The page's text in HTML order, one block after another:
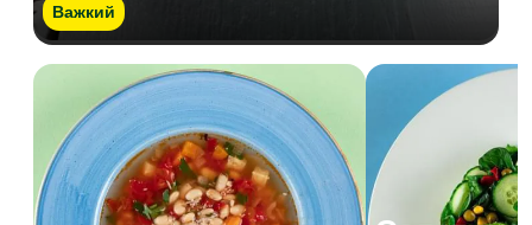
Важкий